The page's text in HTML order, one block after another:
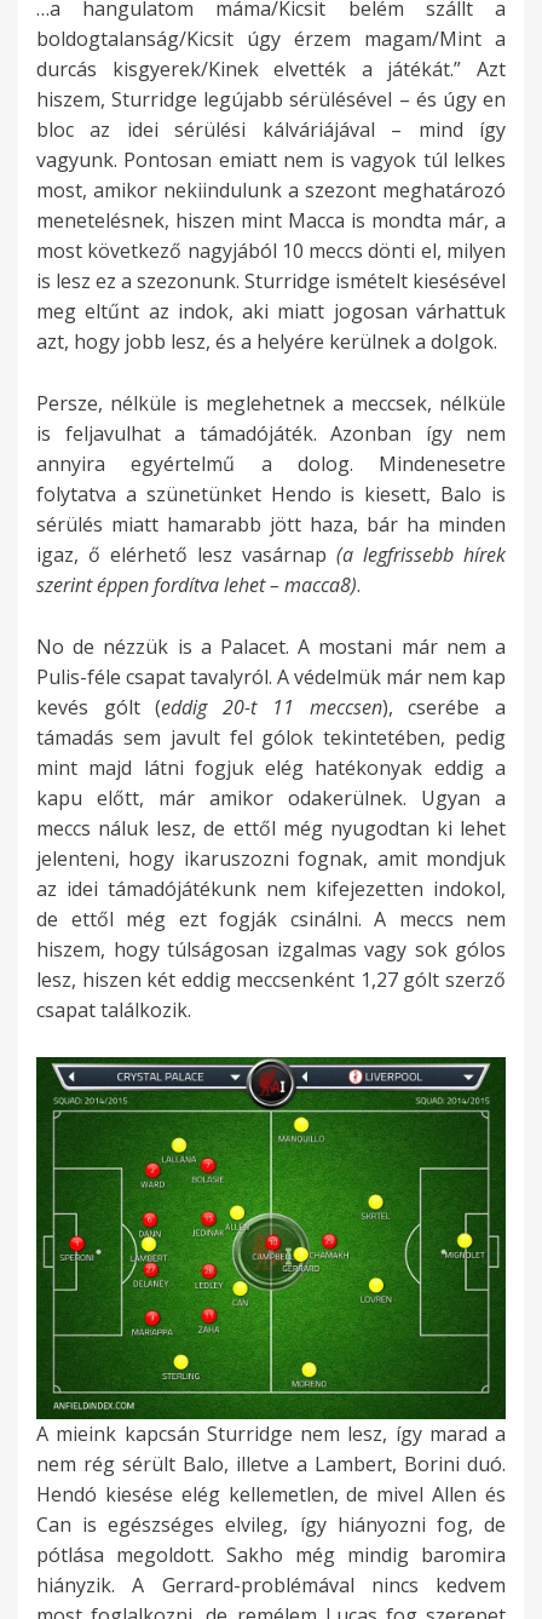
…a hangulatom máma/Kicsit belém szállt a
boldogtalanság/Kicsit úgy érzem magam/Mint a
durcás kisgyerek/Kinek elvették a játékát.” Azt
hiszem, Sturridge legújabb sérülésével – és úgy en
bloc az idei sérülési kálváriájával – mind így
vagyunk. Pontosan emiatt nem is vagyok túl lelkes
most, amikor nekiindulunk a szezont meghatározó
menetelésnek, hiszen mint Macca is mondta már, a
most következő nagyjából 10 meccs dönti el, milyen
is lesz ez a szezonunk. Sturridge ismételt kiesésével
meg eltűnt az indok, aki miatt jogosan várhattuk
azt, hogy jobb lesz, és a helyére kerülnek a dolgok.
Persze, nélküle is meglehetnek a meccsek, nélküle
is feljavulhat a támadójáték. Azonban így nem
annyira egyértelmű a dolog. Mindenesetre
folytatva a szünetünket Hendo is kiesett, Balo is
sérülés miatt hamarabb jött haza, bár ha minden
igaz, ő elérhető lesz vasárnap (a legfrissebb hírek
szerint éppen fordítva lehet – macca8).
No de nézzük is a Palacet. A mostani már nem a
Pulis-féle csapat tavalyról. A védelmük már nem kap
kevés gólt (eddig 20-t 11 meccsen), cserébe a
támadás sem javult fel gólok tekintetében, pedig
mint majd látni fogjuk elég hatékonyak eddig a
kapu előtt, már amikor odakerülnek. Ugyan a
meccs náluk lesz, de ettől még nyugodtan ki lehet
jelenteni, hogy ikaruszozni fognak, amit mondjuk
az idei támadójátékunk nem kifejezetten indokol,
de ettől még ezt fogják csinálni. A meccs nem
hiszem, hogy túlságosan izgalmas vagy sok gólos
lesz, hiszen két eddig meccsenként 1,27 gólt szerző
csapat találkozik.
A mieink kapcsán Sturridge nem lesz, így marad a
nem rég sérült Balo, illetve a Lambert, Borini duó.
Hendó kiesése elég kellemetlen, de mivel Allen és
Can is egészséges elvileg, így hiányozni fog, de
pótlása megoldott. Sakho még mindig baromira
hiányzik. A Gerrard-problémával nincs kedvem